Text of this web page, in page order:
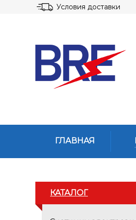
Условия доставки
ГЛАВНАЯ
КАТАЛОГ